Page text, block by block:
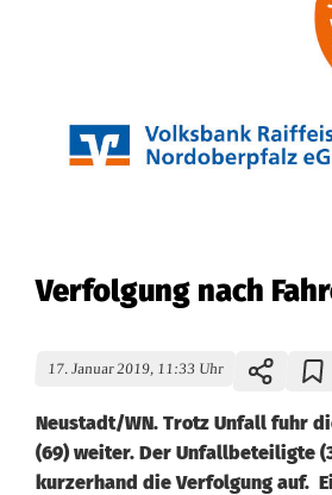
Verfolgung nach
17. Januar 2019, 11:33 Uhr
Neustadt/WN. Trotz Unfall fuhr
(69) weiter. Der Unfallbeteiligte
kurzerhand die Verfolgung auf.